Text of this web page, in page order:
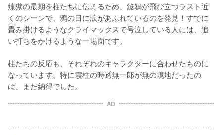
煉獄の最期を柱たちに伝えるため、鎹鴉が飛び立つラスト近
くのシーンで、鴉の目に涙があふれているのを発見！すでに
畳み掛けるようなクライマックスで号泣している人には、追
い打ちをかけるような一場面です。
柱たちの反応も、それぞれのキャラクターに合わせたものに
なっています。特に霞柱の時透無一郎が無の境地だったの
は、また納得でした。
AD